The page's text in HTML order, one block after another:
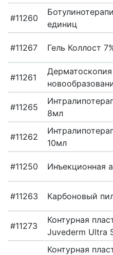
#11260
единиц
#11267 Гель Коллост
#11261
Дерматоскопия
#11265
8мл
#11262
10мл
#11250 Инъекционная
#11263 Карбоновый
#11273
Контурная
Juvederm Ultra
Контурная